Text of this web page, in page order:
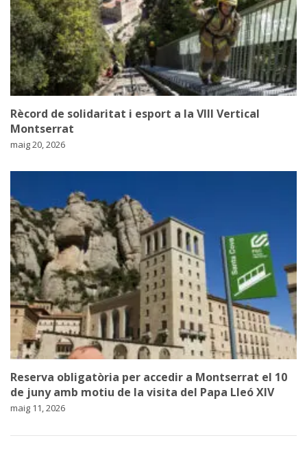
Rècord de solidaritat i esport a la VIII Vertical
Montserrat
maig 20, 2026
Reserva obligatòria per accedir a Montserrat el 10
de juny amb motiu de la visita del Papa Lleó XIV
maig 11, 2026